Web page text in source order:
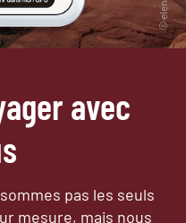
avec
pas les seuls
mesure, mais nous